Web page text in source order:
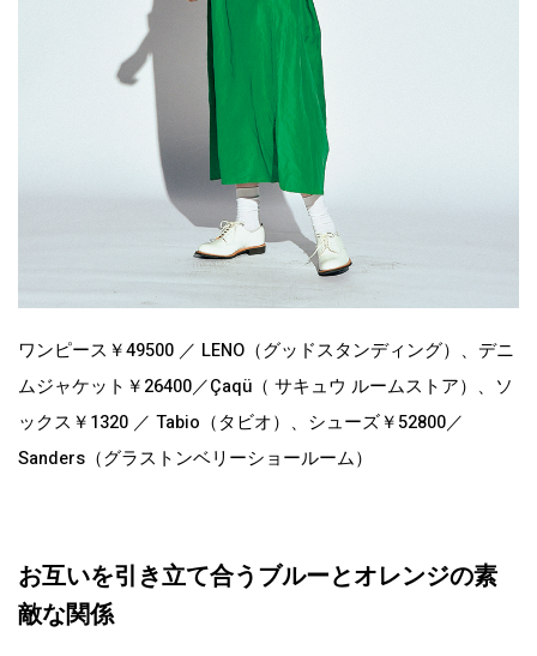
ワンピース￥49500 ／ LENO（グッドスタンディング）、デニ
ムジャケット￥26400／Çaqü（ サキュウ ルームストア）、ソ
ックス￥1320 ／ Tabio（タビオ）、シューズ￥52800／
Sanders（グラストンベリーショールーム）
お互いを引き立て合うブルーとオレンジの素
敵な関係